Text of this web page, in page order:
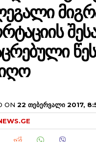
ON 22 ᲗᲔᲑᲔᲠᲕᲐᲚᲘ 2017,